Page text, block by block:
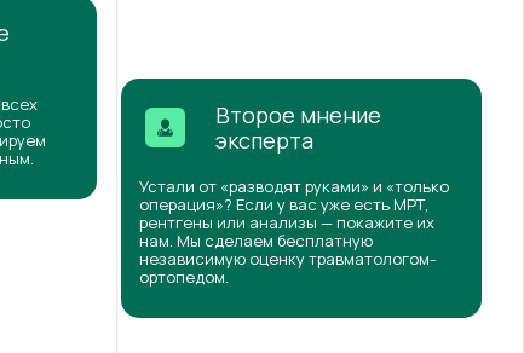
Второе мнение
эксперта
Устали от «разводят руками» и «только
операция»? Если у вас уже есть МРТ,
рентгены или анализы — покажите их
нам. Мы сделаем бесплатную
независимую оценку травматологом-
ортопедом.